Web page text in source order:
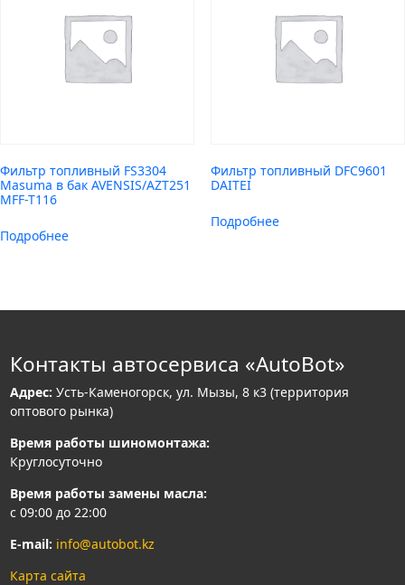
Фильтр топливный FS3304
Masuma в бак AVENSIS/AZT251
MFF-T116
Подробнее
Фильтр топливный DFC9601
DAITEI
Подробнее
Контакты автосервиса «AutoBot»
Адрес: Усть-Каменогорск, ул. Мызы, 8 к3 (территория
оптового рынка)
Время работы шиномонтажа:
Круглосуточно
Время работы замены масла:
с 09:00 до 22:00
E-mail: info@autobot.kz
Карта сайта